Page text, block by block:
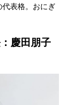
代表格。おにぎ
慶田朋子